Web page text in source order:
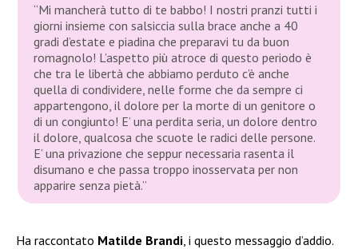
“Mi mancherà tutto di te babbo! I nostri pranzi tutti i
giorni insieme con salsiccia sulla brace anche a 40
gradi d’estate e piadina che preparavi tu da buon
romagnolo! L’aspetto più atroce di questo periodo è
che tra le libertà che abbiamo perduto c’è anche
quella di condividere, nelle forme che da sempre ci
appartengono, il dolore per la morte di un genitore o
di un congiunto! E’ una perdita seria, un dolore dentro
il dolore, qualcosa che scuote le radici delle persone.
E’ una privazione che seppur necessaria rasenta il
disumano e che passa troppo inosservata per non
apparire senza pietà.”
Ha raccontato Matilde Brandi , i questo messaggio d’addio.